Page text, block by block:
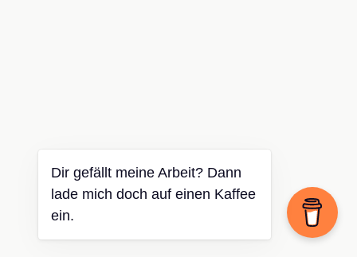
Dir gefällt meine Arbeit? Dann
lade mich doch auf einen Kaffee
ein.